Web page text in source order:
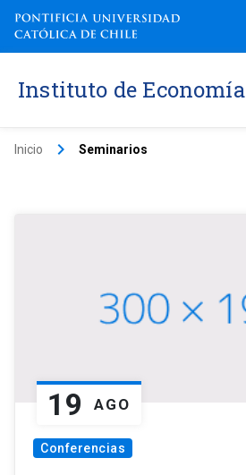
Instituto de Economía
Inicio keyboard_arrow_right Seminarios
19 AGO
Conferencias